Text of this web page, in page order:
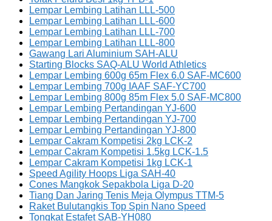
Lempar Lembing Latihan LLL-500
Lempar Lembing Latihan LLL-600
Lempar Lembing Latihan LLL-700
Lempar Lembing Latihan LLL-800
Gawang Lari Aluminium SAH-ALU
Starting Blocks SAQ-ALU World Athletics
Lempar Lembing 600g 65m Flex 6.0 SAF-MC600
Lempar Lembing 700g IAAF SAF-YC700
Lempar Lembing 800g 85m Flex 5.0 SAF-MC800
Lempar Lembing Pertandingan YJ-600
Lempar Lembing Pertandingan YJ-700
Lempar Lembing Pertandingan YJ-800
Lempar Cakram Kompetisi 2kg LCK-2
Lempar Cakram Kompetisi 1.5kg LCK-1.5
Lempar Cakram Kompetisi 1kg LCK-1
Speed Agility Hoops Liga SAH-40
Cones Mangkok Sepakbola Liga D-20
Tiang Dan Jaring Tenis Meja Olympus TTM-5
Raket Bulutangkis Top Spin Nano Speed
Tongkat Estafet SAB-YH080